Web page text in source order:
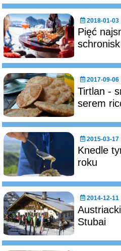
2018-01-03
Pięć
2017-09-06
Tirtlan -
serem
2015-03-17
Knedle
roku
2014-12-11
Stubai